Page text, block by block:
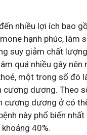
nhiều lợi ích bao
hạnh phúc, làm
suy giảm chất
quá nhiều gây nên
một trong số đó
cương dương. Theo
cương dương ở có
này phổ biến
40%.